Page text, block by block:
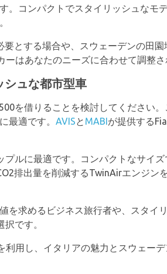
。コンパクトでスタイリッシュなモ
とする場合や、スウェーデンの田
はあなたのニーズに合わせて調整さ
ュな都市型車
を借りることを検討してください。
最適です。 AVISと MABIが提供する
ルに最適です。コンパクトなサイズ
排出量を削減するTwinAirエンジン
を求めるビジネス旅行者や、スタイ
です。
用し、イタリアの魅力とスウェー